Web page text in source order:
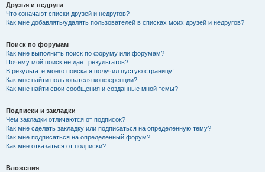
Друзья и недруги
Что означают списки друзей и недругов?
Как мне добавлять/удалять пользователей в списках моих друзей и недругов?
Поиск по форумам
Как мне выполнить поиск по форуму или форумам?
Почему мой поиск не даёт результатов?
В результате моего поиска я получил пустую страницу!
Как мне найти пользователя конференции?
Как мне найти свои сообщения и созданные мной темы?
Подписки и закладки
Чем закладки отличаются от подписок?
Как мне сделать закладку или подписаться на определённую тему?
Как мне подписаться на определённый форум?
Как мне отказаться от подписки?
Вложения